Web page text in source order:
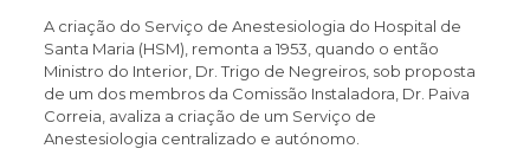
A criação do Serviço de Anestesiologia do Hospital de
Santa Maria (HSM), remonta a 1953, quando o então
Ministro do Interior, Dr. Trigo de Negreiros, sob proposta
de um dos membros da Comissão Instaladora, Dr. Paiva
Correia, avaliza a criação de um Serviço de
Anestesiologia centralizado e autónomo.